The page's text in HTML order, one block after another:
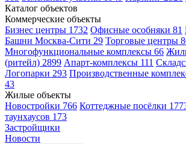
Каталог объектов
Коммерческие объекты
Бизнес центры 1732 Офисные особняки 81
Башни Москва-Сити 29 Торговые центры
Многофункциональные комплексы 66
(ритейл) 2899 Апарт-комплексы 111
Логопарки 293 Производственные
43
Жилые объекты
Новостройки 766 Коттеджные посёлки
таунхаусов 173
Застройщики
Новости